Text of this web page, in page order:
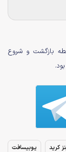
انتظارات مدیران، سال مالی ۲۰۲۶-۲۰۲۷ نقطه بازگشت و شروع
کرید یوبیسافت